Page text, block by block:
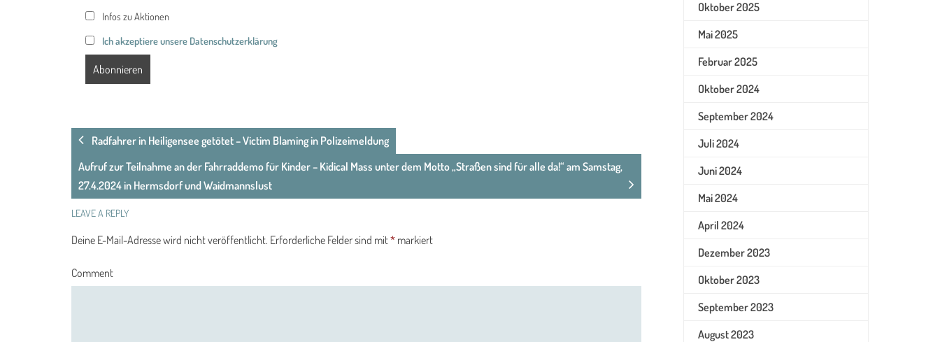
Infos zu Aktionen
Ich akzeptiere unsere Datenschutzerklärung
Radfahrer in Heiligensee getötet – Victim Blaming in Polizeimeldung
Aufruf zur Teilnahme an der Fahrraddemo für Kinder – Kidical Mass unter dem Motto „Straßen sind für alle da!“ am Samstag,
27.4.2024 in Hermsdorf und Waidmannslust
LEAVE A REPLY
Deine E-Mail-Adresse wird nicht veröffentlicht. Erforderliche Felder sind mit* markiert
Comment
Oktober 2025
Mai 2025
Februar 2025
Oktober 2024
September 2024
Juli 2024
Juni 2024
Mai 2024
April 2024
Dezember 2023
Oktober 2023
September 2023
August 2023